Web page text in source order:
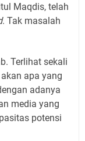
Maqdis, telah
. Tak masalah
Terlihat sekali
apa yang
adanya
media yang
potensi